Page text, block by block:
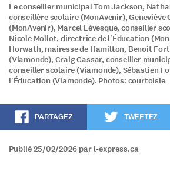
Le conseiller municipal Tom Jackson,
conseillère scolaire (MonAvenir), Geneviève
(MonAvenir), Marcel Lévesque, conseiller
Nicole Mollot, directrice de l'Éducation
Horwath, mairesse de Hamilton, Benoit
(Viamonde), Craig Cassar, conseiller
conseiller scolaire (Viamonde), Sébastien
l'Éducation (Viamonde). Photos: courtoisie
PARTAGEZ TWEETEZ
Publié 25/02/2026 par l-express.ca